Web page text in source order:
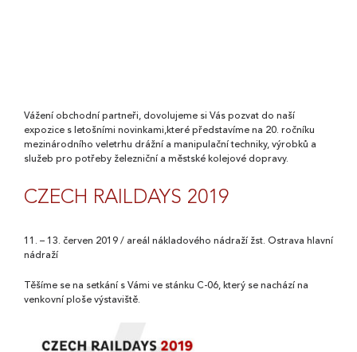
Vážení obchodní partneři, dovolujeme si Vás pozvat do naší
expozice s letošními novinkami,které představíme na 20. ročníku
mezinárodního veletrhu drážní a manipulační techniky, výrobků a
služeb pro potřeby železniční a městské kolejové dopravy.
CZECH RAILDAYS 2019
11. – 13. červen 2019 / areál nákladového nádraží žst. Ostrava hlavní
nádraží
Těšíme se na setkání s Vámi ve stánku C-06, který se nachází na
venkovní ploše výstaviště.